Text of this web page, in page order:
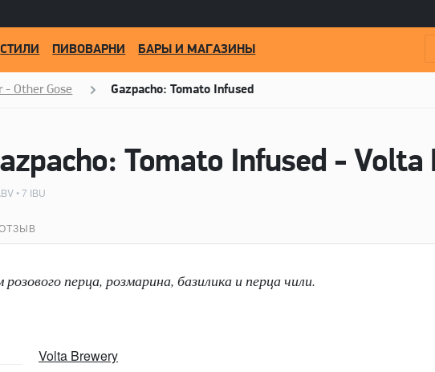
СТИЛИ ПИВОВАРНИ БАРЫ И МАГАЗИНЫ
- Other Gose Gazpacho: Tomato Infused
Tomato Infused - Volta
• 7 IBU
перца, розмарина, базилика и перца чили.
Volta Brewery